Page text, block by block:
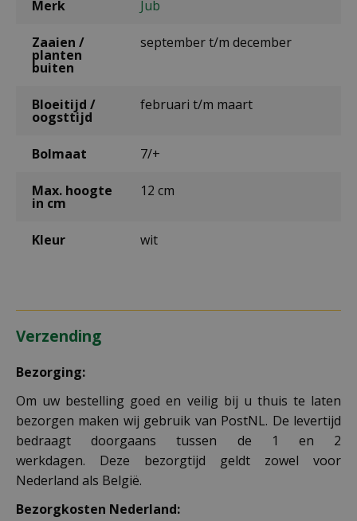
Merk Jub
Zaaien /
planten
buiten
september t/m december
Bloeitijd /
oogsttijd
februari t/m maart
Bolmaat 7/+
Max. hoogte
in cm
12 cm
Kleur wit
Verzending
Bezorging:
Om uw bestelling goed en veilig bij u thuis te laten
bezorgen maken wij gebruik van PostNL. De levertijd
bedraagt doorgaans tussen de 1 en 2
werkdagen. Deze bezorgtijd geldt zowel voor
Nederland als België.
Bezorgkosten Nederland: